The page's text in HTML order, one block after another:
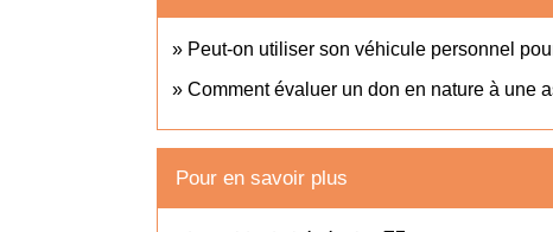
Peut-on utiliser son véhicule personnel
Comment évaluer un don en nature à une
Pour en savoir plus